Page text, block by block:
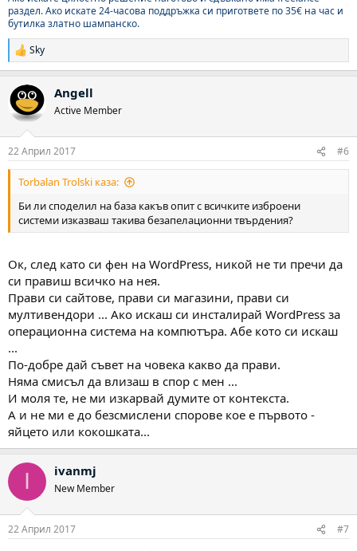
раздел. Ако искате 24-часова поддръжка си пригответе по 35€ на час и
бутилка златно шампанско.
Р
е
к
ц
и
Sky
Angell
Active Member
22 Април 2017 #6
Torbalan Trolski каза:
Би ли споделил на база какъв опит с всичките изброени
системи изказваш такива безапелационни твърдения?
Ок, след като си фен на WordPress, никой не ти пречи да
си правиш всичко на нея.
Прави си сайтове, прави си магазини, прави си
мултивендори ... Ако искаш си инсталирай WordPress за
операционна система на компютъра. Абе кото си искаш
...
По-добре дай съвет на човека какво да прави.
Няма смисъл да влизаш в спор с мен ...
И моля те, не ми изкарвай думите от контекста.
А и не ми е до безсмислени спорове кое е първото -
яйцето или кокошката...
I ivanmj
New Member
22 Април 2017 #7